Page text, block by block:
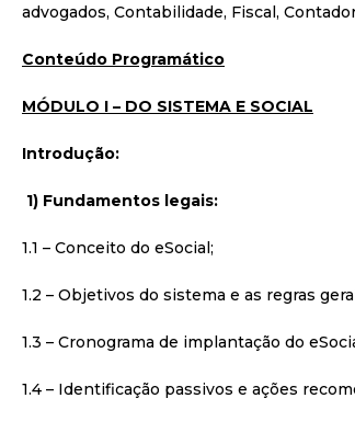
advogados, Contabilidade, Fiscal,
Conteúdo Programático
MÓDULO I – DO SISTEMA E SOCIAL
Introdução:
1) Fundamentos legais:
1.1 – Conceito do eSocial;
1.2 – Objetivos do sistema e as regras
1.3 – Cronograma de implantação do
1.4 – Identificação passivos e ações